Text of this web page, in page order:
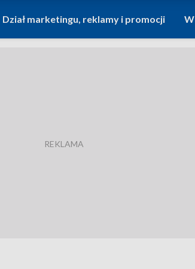
Dział marketingu, reklamy i promocji